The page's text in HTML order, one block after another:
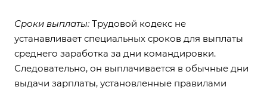
Сроки выплаты: Трудовой кодекс не
устанавливает специальных сроков для выплаты
среднего заработка за дни командировки.
Следовательно, он выплачивается в обычные дни
выдачи зарплаты, установленные правилами